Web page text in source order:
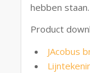
hebben staan.
Product
JAcobus